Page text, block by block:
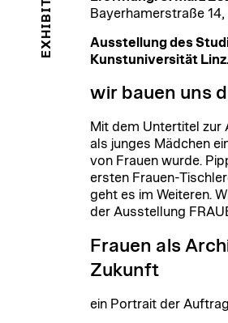
Bayerhamerstraße 14,
Ausstellung des
Kunstuniversität
wir bauen uns
Mit dem Untertitel zur
als junges Mädchen
von Frauen wurde.
ersten Frauen-
geht es im Weiteren.
der Ausstellung
Frauen als
Zukunft
ein Portrait der